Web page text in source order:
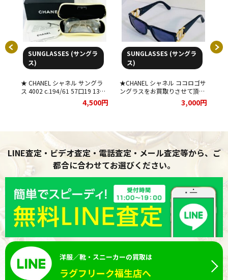
SUNGLASSES (サングラ
ス)
★ CHANEL シャネル サングラ
ス 4002 c.194/61 57口19 130
4,500円
SUNGLASSES (サングラ
ス)
★CHANEL シャネル ココロゴサ
ングラスをお買取りさせて頂き
3,000円
LINE査定・ビデオ査定・電話査定・メール査定等から、ご
都合に合わせてお選びください。
洋服／靴・スニーカーの買取は
ラグフリーク福生店へ